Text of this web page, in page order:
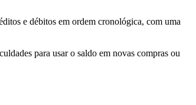
e débitos em ordem cronológica, com uma
para usar o saldo em novas compras ou